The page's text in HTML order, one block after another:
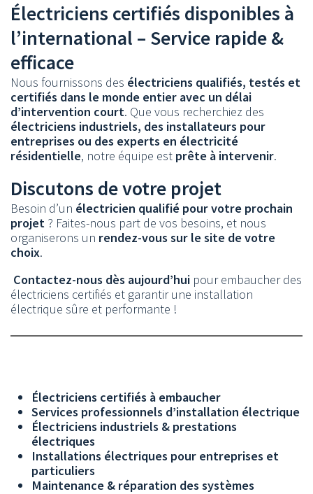
Électriciens certifiés disponibles à
l’international – Service rapide &
efficace
Nous fournissons des électriciens qualifiés, testés et
certifiés dans le monde entier avec un délai
d’intervention court. Que vous recherchiez des
électriciens industriels, des installateurs pour
entreprises ou des experts en électricité
résidentielle, notre équipe est prête à intervenir.
Discutons de votre projet
Besoin d’un électricien qualifié pour votre prochain
projet ? Faites-nous part de vos besoins, et nous
organiserons un rendez-vous sur le site de votre
choix.
Contactez-nous dès aujourd’hui pour embaucher des
électriciens certifiés et garantir une installation
électrique sûre et performante !
Électriciens certifiés à embaucher
Services professionnels d’installation électrique
Électriciens industriels & prestations
électriques
Installations électriques pour entreprises et
particuliers
Maintenance & réparation des systèmes